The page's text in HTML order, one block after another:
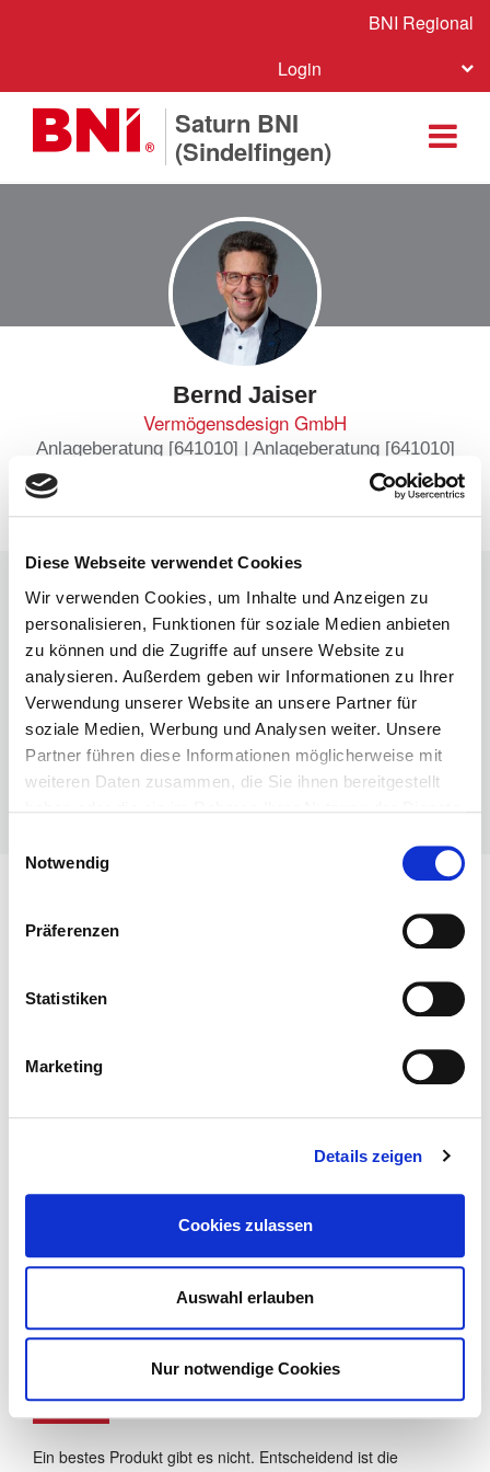
Diese Webseite verwendet Cookies
Wir verwenden Cookies, um Inhalte und Anzeigen zu
personalisieren, Funktionen für soziale Medien anbieten
zu können und die Zugriffe auf unsere Website zu
analysieren. Außerdem geben wir Informationen zu Ihrer
Verwendung unserer Website an unsere Partner für
soziale Medien, Werbung und Analysen weiter. Unsere
Partner führen diese Informationen möglicherweise mit
weiteren Daten zusammen, die Sie ihnen bereitgestellt
Notwendig
Präferenzen
Statistiken
Marketing
Details zeigen
Cookies zulassen
Auswahl erlauben
Nur notwendige Cookies
BNI Regional
Login
Saturn BNI
(Sindelfingen)
Bernd Jaiser
Vermögensdesign GmbH
Anlageberatung [641010] | Anlageberatung [641010]
Herr Bernd Jaiser
Vermögensdesign GmbH
Poststraße 40
Haus am Plattenbühl
71032 Böblingen
BW
Vermögensgestaltung.
die Vermögen aufbauen und/oder stabilisieren möchten.
Mein idealer Empfehlungspartner
kann jede Person sein.
Bestes Produkt
Ein bestes Produkt gibt es nicht. Entscheidend ist die